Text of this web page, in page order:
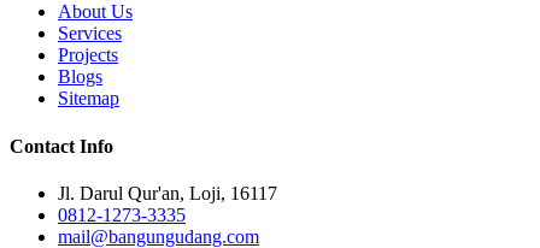
About Us
Services
Projects
Blogs
Sitemap
Contact Info
Jl. Darul Qur'an, Loji, 16117
0812-1273-3335
mail@bangungudang.com